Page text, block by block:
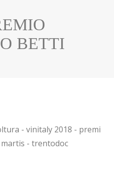
BETTI